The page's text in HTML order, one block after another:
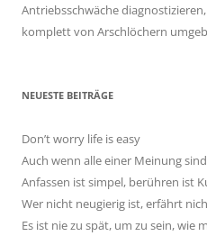
Antriebsschwäche
komplett von Arschlöchern
NEUESTE BEITRÄGE
Don’t worry life is easy
Auch wenn alle einer Meinung
Anfassen ist simpel, berühren ist
Wer nicht neugierig ist, erfährt
Es ist nie zu spät, um zu sein, wie